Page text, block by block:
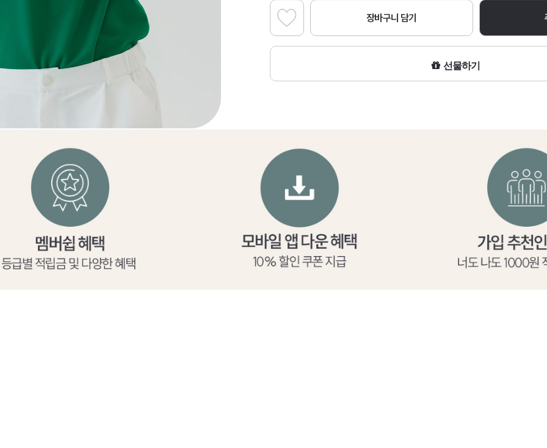
장바구니 담기
선물하기